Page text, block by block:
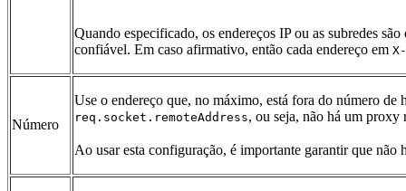
Quando especificado, os endereços IP ou as subredes
confiável. Em caso afirmativo, então cada endereço em
Número
Use o endereço que, no máximo, está fora do número
req.socket.remoteAddress, ou seja, não há um proxy
Ao usar esta configuração, é importante garantir que